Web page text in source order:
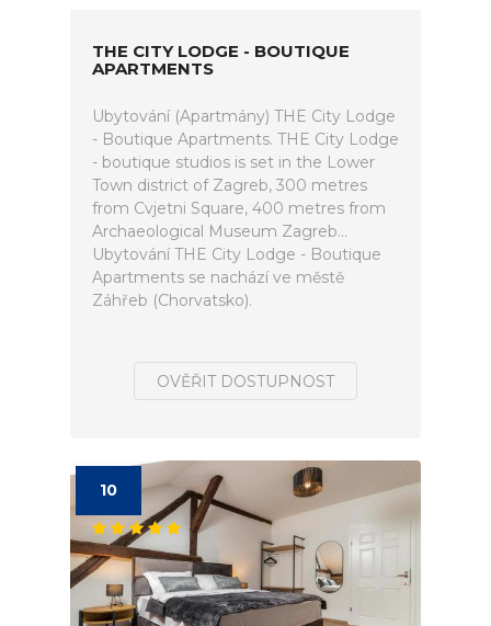
THE CITY LODGE - BOUTIQUE
APARTMENTS
Ubytování (Apartmány) THE City Lodge
- Boutique Apartments. THE City Lodge
- boutique studios is set in the Lower
Town district of Zagreb, 300 metres
from Cvjetni Square, 400 metres from
Archaeological Museum Zagreb...
Ubytování THE City Lodge - Boutique
Apartments se nachází ve městě
Záhřeb (Chorvatsko).
OVĚŘIT DOSTUPNOST
10